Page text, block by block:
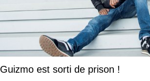
Guizmo est sorti de prison !